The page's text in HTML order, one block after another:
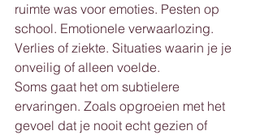
ruimte was voor emoties. Pesten op
school. Emotionele verwaarlozing.
Verlies of ziekte. Situaties waarin je je
onveilig of alleen voelde.
Soms gaat het om subtielere
ervaringen. Zoals opgroeien met het
gevoel dat je nooit echt gezien of